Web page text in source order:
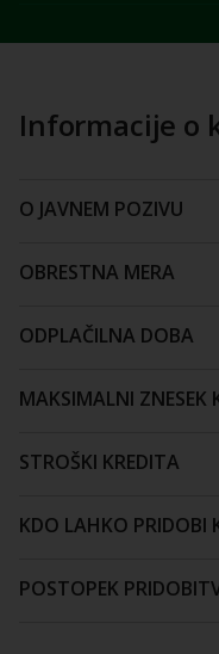
Informacije o
O JAVNEM POZIVU
OBRESTNA MERA
ODPLAČILNA DOBA
MAKSIMALNI ZNESEK
STROŠKI KREDITA
KDO LAHKO PRIDOBI
POSTOPEK